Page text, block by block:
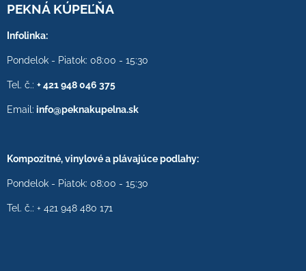
PEKNÁ KÚPEĽŇA
Infolinka:
Pondelok - Piatok: 08:00 - 15:30
Tel. č.: + 421 948 046 375
Email: info@peknakupelna.sk
Kompozitné, vinylové a plávajúce podlahy:
Pondelok - Piatok: 08:00 - 15:30
Tel. č.: + 421 948 480 171